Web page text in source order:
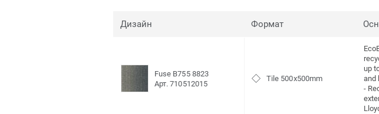
Дизайн Формат
Fuse B755 8823
Арт. 710512015
Tile 500x500mm
up
and
-